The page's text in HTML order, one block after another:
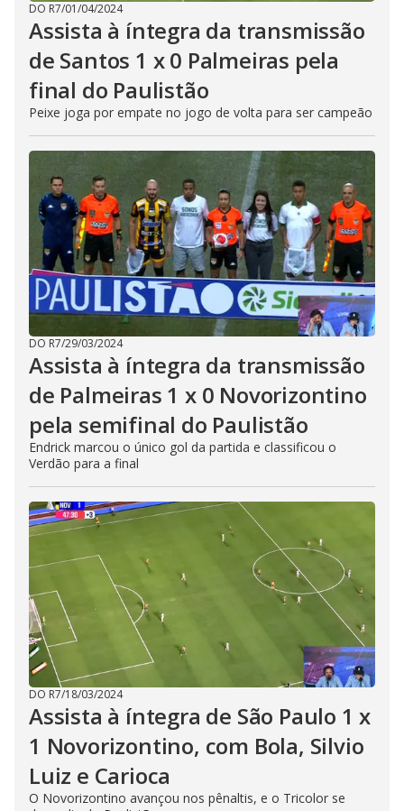
DO R7/01/04/2024
Assista à íntegra da transmissão
de Santos 1 x 0 Palmeiras pela
final do Paulistão
Peixe joga por empate no jogo de volta para ser campeão
DO R7/29/03/2024
Assista à íntegra da transmissão
de Palmeiras 1 x 0 Novorizontino
pela semifinal do Paulistão
Endrick marcou o único gol da partida e classificou o
Verdão para a final
DO R7/18/03/2024
Assista à íntegra de São Paulo 1 x
1 Novorizontino, com Bola, Silvio
Luiz e Carioca
O Novorizontino avançou nos pênaltis, e o Tricolor se